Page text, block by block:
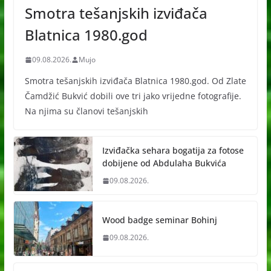
Smotra tešanjskih izviđača
Blatnica 1980.god
09.08.2026. Mujo
Smotra tešanjskih izviđača Blatnica 1980.god. Od Zlate
Čamdžić Bukvić dobili ove tri jako vrijedne fotografije.
Na njima su članovi tešanjskih
Izviđačka sehara bogatija za fotose
dobijene od Abdulaha Bukvića
09.08.2026.
Wood badge seminar Bohinj
09.08.2026.